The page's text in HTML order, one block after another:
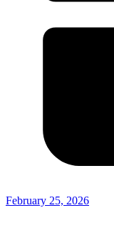
February 25, 2026